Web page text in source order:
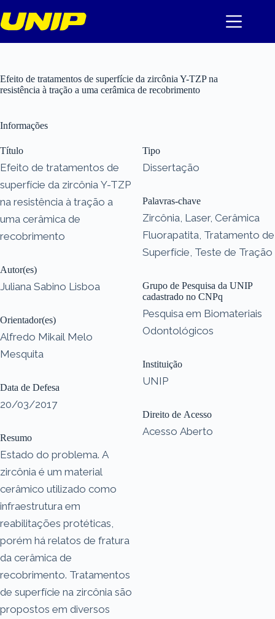
para
o
Efeito de tratamentos de superfície da zircônia Y-TZP na
resistência à tração a uma cerâmica de recobrimento
Informações
Título
Efeito de tratamentos de
superfície da zircônia Y-TZP
na resistência à tração a
uma cerâmica de
recobrimento
Autor(es)
Juliana Sabino Lisboa
Orientador(es)
Alfredo Mikail Melo
Mesquita
Data de Defesa
20/03/2017
Resumo
Estado do problema. A
zircônia é um material
cerâmico utilizado como
infraestrutura em
reabilitações protéticas,
porém há relatos de fratura
da cerâmica de
recobrimento. Tratamentos
de superfície na zircônia são
propostos em diversos
Tipo
Dissertação
Palavras-chave
Zircônia, Laser, Cerâmica
Fluorapatita, Tratamento de
Superfície, Teste de Tração
Grupo de Pesquisa da UNIP
cadastrado no CNPq
Pesquisa em Biomateriais
Odontológicos
Instituição
UNIP
Direito de Acesso
Acesso Aberto